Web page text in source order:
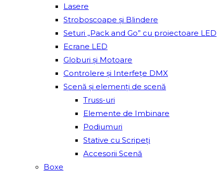
Lasere
Stroboscoape și Blindere
Seturi „Pack and Go” cu proiectoare LED
Ecrane LED
Globuri și Motoare
Controlere și Interfețe DMX
Scenă și elemenți de scenă
Truss-uri
Elemente de Imbinare
Podiumuri
Stative cu Scripeți
Accesorii Scenă
Boxe